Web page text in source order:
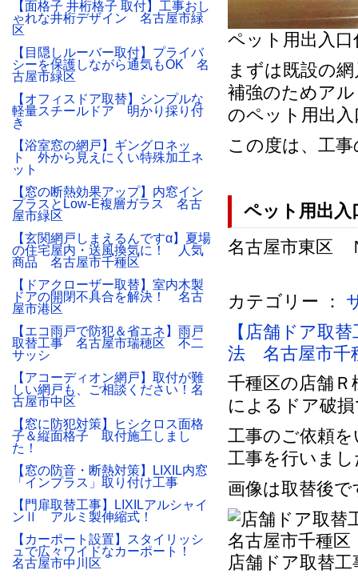
ペット用出入
まずは既設の
補強のためア
のペット用出
この度は、工
ペット用出
名古屋市東区
カテゴリー ：
【店舗ドア取
法 名古屋市千
千種区の店舗
によるドア破
工事のご依頼
工事を行いま
画像は取替後
店舗ドア取替
【面格子 井桁格子 取付】工事おし
ゃれな井桁デザイン 名古屋市緑
区
【目隠しルーバー取付】プライバ
シーを保護しながら通気もOK 名
古屋市緑区
【オフィスドア取替】シンプルな
軽量スチールドア 明かり採り付
き
【浴室窓の網戸】ギングロネッ
ト 外から見えにくい特殊加工ネ
ット
【窓の断熱効果アップ】内窓イン
プラスとLow-E複層ガラス 名古
屋市緑区
【玄関網戸しまえるんですα】夏場
の住宅屋内・送風換気に！ 人気
商品 名古屋市千種区
【ドアクローザー取替】室内木製
ドアの開閉不具合を解決！ 名古
屋市港区
【エコ雨戸で防犯＆省エネ】雨戸
取替工事 名古屋市瑞穂区 不二
サッシ
【アコーディオン網戸】取付が難
しい網戸も、ご相談ください！名
古屋市中区
【窓に防犯対策】ヒシクロス面格
子＆縦面格子 取付施工しまし
た！
【窓の防音・断熱対策】LIXIL内窓
「インプラス」取り付け工事
【門扉取替工事】LIXILアルシャイ
ンⅡ アルミ製伸縮式！
【カーポート設置】スタイリッシ
ュで広々ワイドなカーポート！
名古屋市中川区